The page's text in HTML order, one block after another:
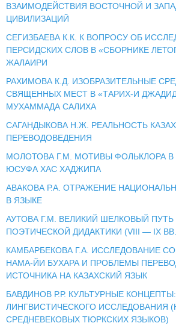
ВЗАИМОДЕЙСТВИЯ ВОСТОЧНОЙ И
ЦИВИЛИЗАЦИЙ
СЕГИЗБАЕВА К.К. К ВОПРОСУ ОБ
ПЕРСИДСКИХ СЛОВ В «СБОРНИКЕ
ЖАЛАИРИ
РАХИМОВА К.Д. ИЗОБРАЗИТЕЛЬНЫЕ
СВЯЩЕННЫХ МЕСТ В «ТАРИХ-И
МУХАММАДА САЛИХА
САГАНДЫКОВА Н.Ж. РЕАЛЬНОСТЬ
ПЕРЕВОДОВЕДЕНИЯ
МОЛОТОВА Г.М. МОТИВЫ ФОЛЬКЛОРА В
ЮСУФА ХАС ХАДЖИПА
АВАКОВА Р.А. ОТРАЖЕНИЕ
В ЯЗЫКЕ
АУТОВА Г.М. ВЕЛИКИЙ ШЕЛКОВЫЙ ПУТЬ
ПОЭТИЧЕСКОЙ ДИДАКТИКИ (VIII — IX
КАМБАРБЕКОВА Г.А. ИССЛЕДОВАНИЕ
НАМА-ЙИ БУХАРА И ПРОБЛЕМЫ
ИСТОЧНИКА НА КАЗАХСКИЙ ЯЗЫК
БАВДИНОВ Р.Р. КУЛЬТУРНЫЕ
ЛИНГВИСТИЧЕСКОГО ИССЛЕДОВАНИЯ
СРЕДНЕВЕКОВЫХ ТЮРКСКИХ ЯЗЫКОВ)